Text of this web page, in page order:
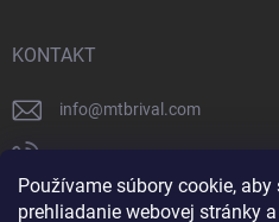
Používame súbory cookie,
prehliadanie webovej stránky
KONTAKT
info@mtbrival.com
Náš Facebook